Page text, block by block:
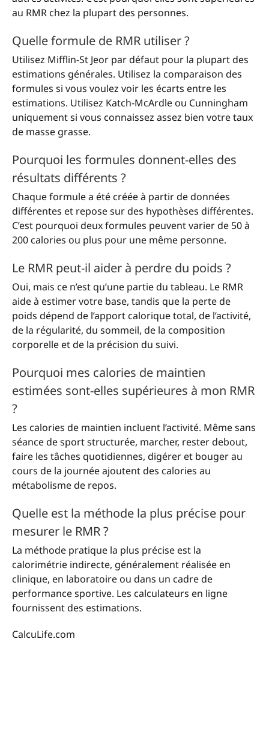
au RMR chez la plupart des personnes.
Quelle formule de RMR utiliser ?
Utilisez Mifflin-St Jeor par défaut pour la plupart des
estimations générales. Utilisez la comparaison des
formules si vous voulez voir les écarts entre les
estimations. Utilisez Katch-McArdle ou Cunningham
uniquement si vous connaissez assez bien votre taux
de masse grasse.
Pourquoi les formules donnent-elles des
résultats différents ?
Chaque formule a été créée à partir de données
différentes et repose sur des hypothèses différentes.
C’est pourquoi deux formules peuvent varier de 50 à
200 calories ou plus pour une même personne.
Le RMR peut-il aider à perdre du poids ?
Oui, mais ce n’est qu’une partie du tableau. Le RMR
aide à estimer votre base, tandis que la perte de
poids dépend de l’apport calorique total, de l’activité,
de la régularité, du sommeil, de la composition
corporelle et de la précision du suivi.
Pourquoi mes calories de maintien
estimées sont-elles supérieures à mon RMR
?
Les calories de maintien incluent l’activité. Même sans
séance de sport structurée, marcher, rester debout,
faire les tâches quotidiennes, digérer et bouger au
cours de la journée ajoutent des calories au
métabolisme de repos.
Quelle est la méthode la plus précise pour
mesurer le RMR ?
La méthode pratique la plus précise est la
calorimétrie indirecte, généralement réalisée en
clinique, en laboratoire ou dans un cadre de
performance sportive. Les calculateurs en ligne
fournissent des estimations.
CalcuLife.com